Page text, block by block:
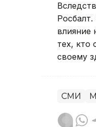
влияние
тех, кто
своему
СМИ